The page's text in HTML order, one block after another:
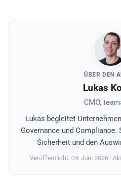
ÜBER DEN
Lukas
CMO,
Lukas begleitet
Governance und Compliance.
Sicherheit und den
Veröffentlicht: 04. Juni 2026·